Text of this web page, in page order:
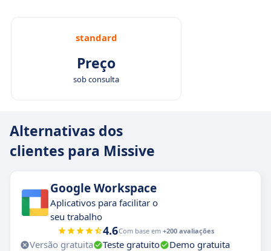
standard
Preço
sob consulta
Alternativas dos
clientes para Missive
Google Workspace
Aplicativos para facilitar o
seu trabalho
4.6Com base em +200 avaliações
Versão gratuita Teste gratuito
Demo gratuita